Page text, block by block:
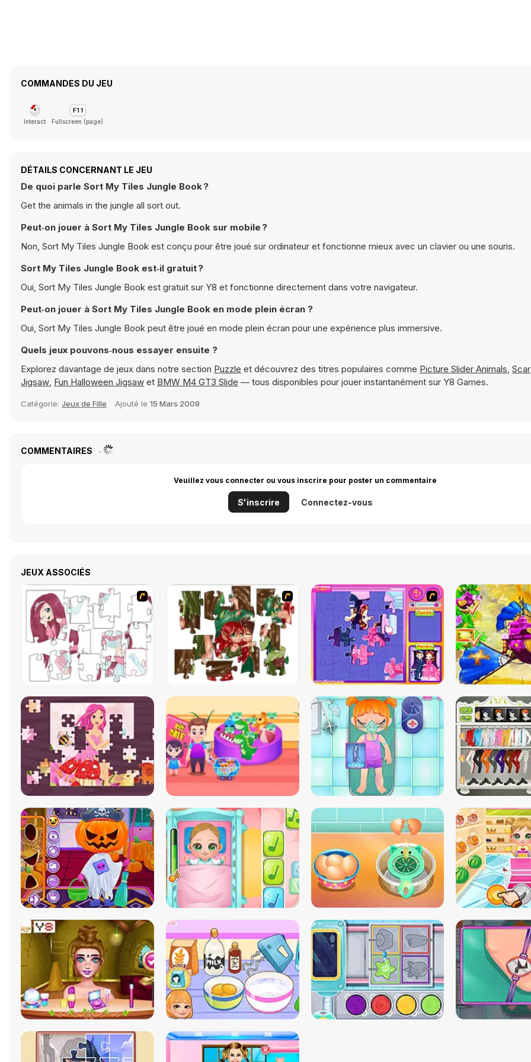
COMMANDES DU JEU
Interact Fullscreen (page)
DÉTAILS CONCERNANT LE JEU
De quoi parle Sort My Tiles Jungle Book ?
Get the animals in the jungle all sort out.
Peut‑on jouer à Sort My Tiles Jungle Book sur mobile ?
Non, Sort My Tiles Jungle Book est conçu pour être joué sur ordinateur et fonctionne mieux avec un clavier ou une souris.
Sort My Tiles Jungle Book est‑il gratuit ?
Oui, Sort My Tiles Jungle Book est gratuit sur Y8 et fonctionne directement dans votre navigateur.
Peut‑on jouer à Sort My Tiles Jungle Book en mode plein écran ?
Oui, Sort My Tiles Jungle Book peut être joué en mode plein écran pour une expérience plus immersive.
Quels jeux pouvons‑nous essayer ensuite ?
Explorez davantage de jeux dans notre section Puzzle et découvrez des titres populaires comme Picture Slider Animals,
Jigsaw, Fun Halloween Jigsaw et BMW M4 GT3 Slide — tous disponibles pour jouer instantanément sur Y8 Games.
Catégorie: Jeux de Fille Ajouté le 15 Mars 2009
COMMENTAIRES
Veuillez vous connecter ou vous inscrire pour poster un commentaire
S'inscrire Connectez-vous
JEUX ASSOCIÉS